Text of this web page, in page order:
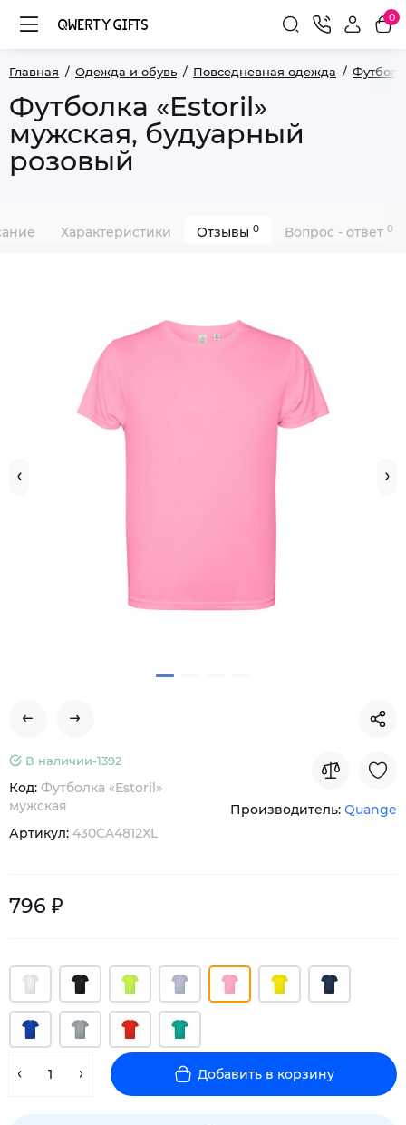
0
Главная Одежда и обувь Повседневная одежда
Футболка «Estoril»
мужская, будуарный
розовый
Характеристики Отзывы 0 Вопрос - ответ 0
В наличии-1392
Код: Футболка «Estoril»
мужская
Артикул: 430CA4812XL
Производитель: Quange
796 ₽
Добавить в корзину